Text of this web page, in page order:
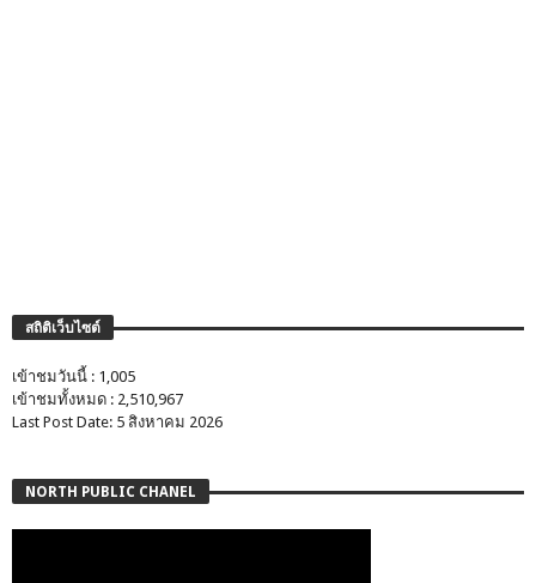
สถิติเว็บไซต์
เข้าชมวันนี้ : 1,005
เข้าชมทั้งหมด : 2,510,967
Last Post Date: 5 สิงหาคม 2026
NORTH PUBLIC CHANEL